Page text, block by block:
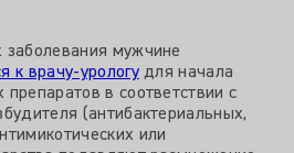
заболевания мужчине
к врачу-урологудля начала
в соответствии с
(антибактериальных,
или